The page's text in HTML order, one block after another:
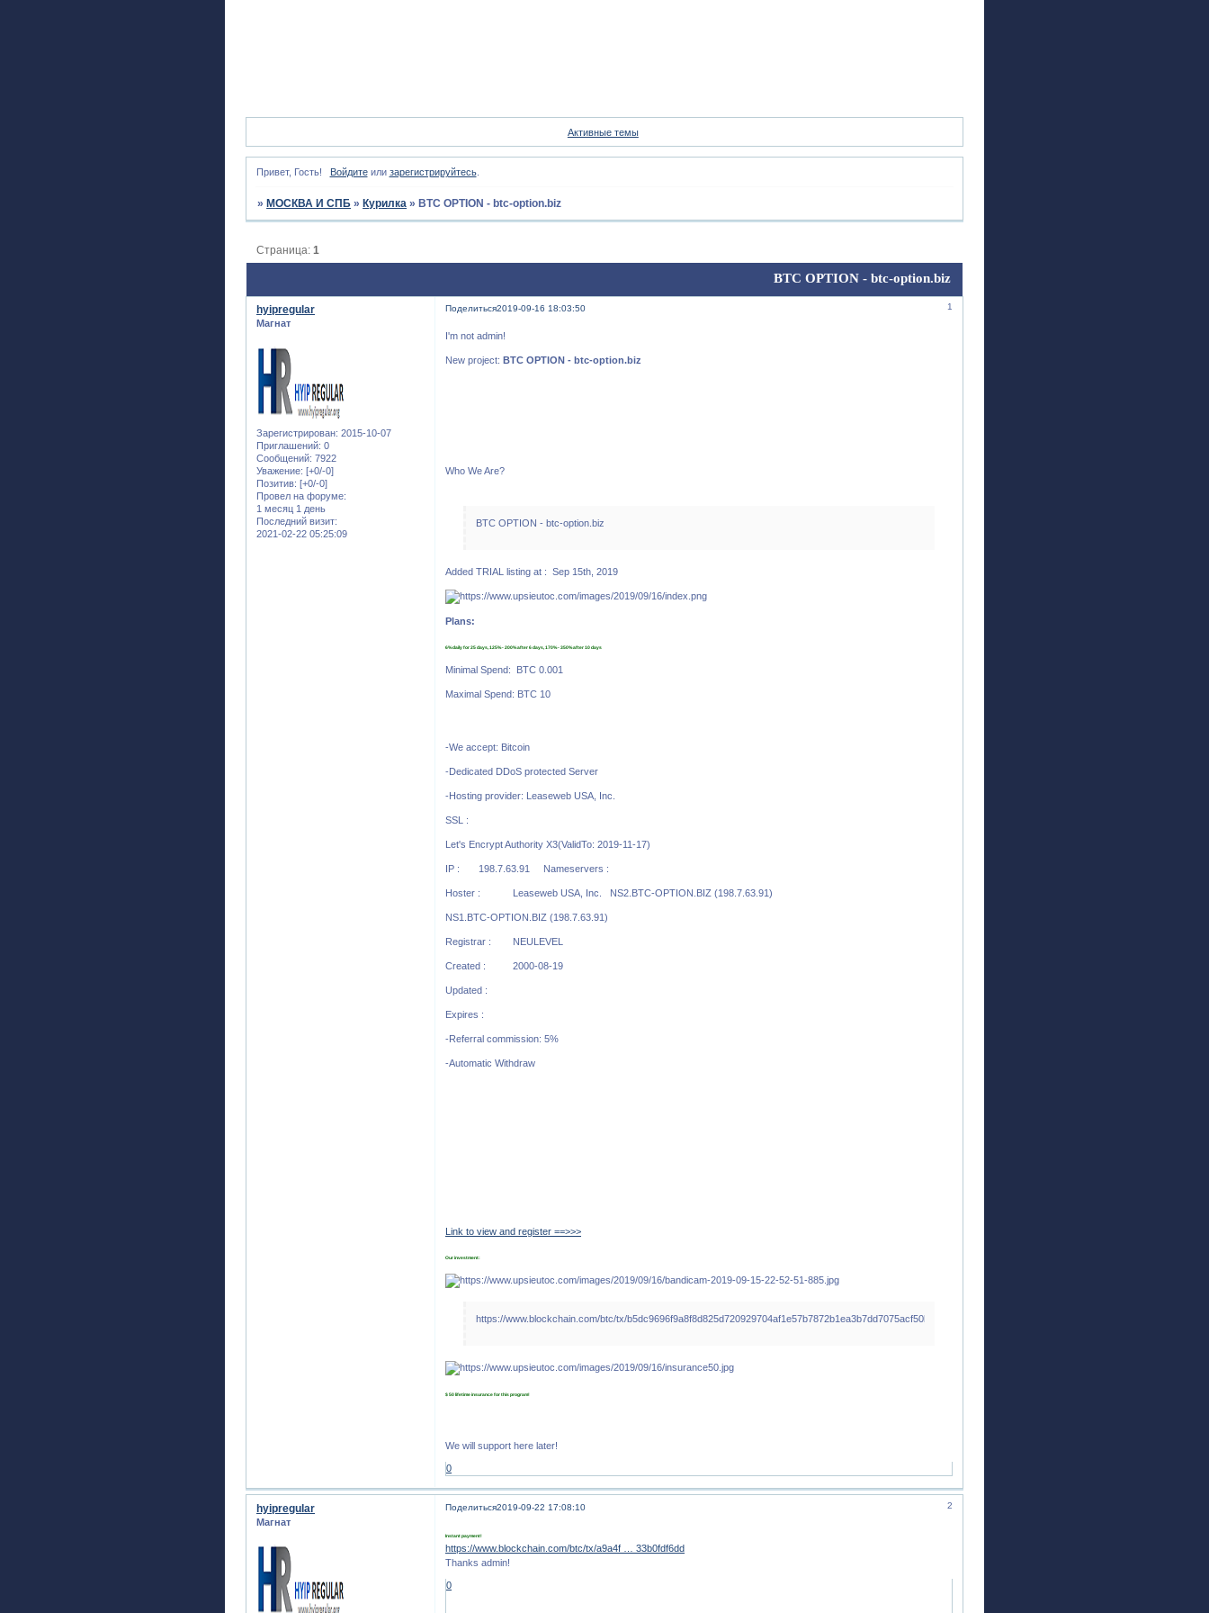
Активные темы
Привет, Гость! Войдитеили зарегистрируйтесь.
» МОСКВА И СПБ » Курилка » BTC OPTION - btc-option.biz
BTC OPTION - btc-option.biz
Страница:1
Поделиться 1
2019-09-16 18:03:50
hyipregular
Магнат
Зарегистрирован: 2015-10-07
Приглашений: 0
Сообщений: 7922
Уважение: [+0/-0]
Позитив: [+0/-0]
Провел на форуме:
1 месяц 1 день
Последний визит:
2021-02-22 05:25:09
I'm not admin!
New project:BTC OPTION - btc-option.biz
Who We Are?
BTC OPTION - btc-option.biz
Added TRIAL listing at : Sep 15th, 2019
Plans:
6% daily for 25 days, 125% - 200% after 6 days, 170% - 350% after 10 days
Minimal Spend: BTC 0.001
Maximal Spend: BTC 10
-We accept: Bitcoin
-Dedicated DDoS protected Server
-Hosting provider: Leaseweb USA, Inc.
SSL :
Let's Encrypt Authority X3(ValidTo: 2019-11-17)
IP : 198.7.63.91 Nameservers :
Hoster : Leaseweb USA, Inc. NS2.BTC-OPTION.BIZ (198.7.63.91)
NS1.BTC-OPTION.BIZ (198.7.63.91)
Registrar : NEULEVEL
Created : 2000-08-19
Updated :
Expires :
-Referral commission: 5%
-Automatic Withdraw
Link to view and register ==>>>
Our investment:
https://www.blockchain.com/btc/tx/b5dc9696f9a8f8d825d720929704af1e57b7872b1ea3b7dd7075acf50ba73812
$ 50 lifetime insurance for this program!
We will support here later!
0
Поделиться 2
2019-09-22 17:08:10
hyipregular
Магнат
Instant payment!
https://www.blockchain.com/btc/tx/a9a4f … 33b0fdf6dd
Thanks admin!
0